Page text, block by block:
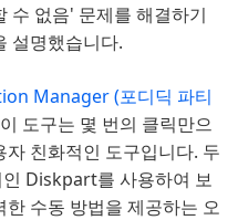
수 없음' 문제를 해결하기
설명했습니다.
Manager (포디딕 파티
도구는 몇 번의 클릭만으
친화적인 도구입니다. 두
Diskpart를 사용하여 보
수동 방법을 제공하는 오